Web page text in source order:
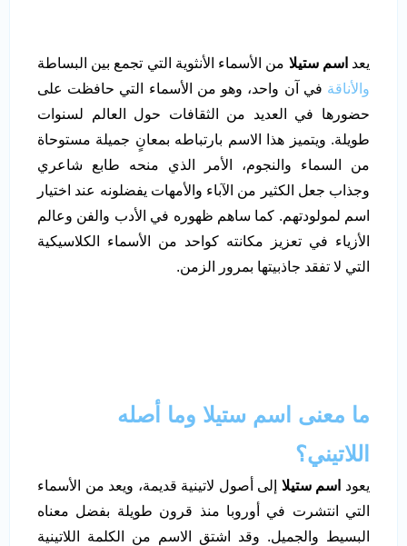
يعد اسم ستيلا من الأسماء الأنثوية التي تجمع بين البساطة
والأناقة في آن واحد، وهو من الأسماء التي حافظت على
حضورها في العديد من الثقافات حول العالم لسنوات
طويلة. ويتميز هذا الاسم بارتباطه بمعانٍ جميلة مستوحاة
من السماء والنجوم، الأمر الذي منحه طابع شاعري
وجذاب جعل الكثير من الآباء والأمهات يفضلونه عند اختيار
اسم لمولودتهم. كما ساهم ظهوره في الأدب والفن وعالم
الأزياء في تعزيز مكانته كواحد من الأسماء الكلاسيكية
التي لا تفقد جاذبيتها بمرور الزمن.
ما معنى اسم ستيلا وما أصله
اللاتيني؟
يعود اسم ستيلا إلى أصول لاتينية قديمة، ويعد من الأسماء
التي انتشرت في أوروبا منذ قرون طويلة بفضل معناه
البسيط والجميل. وقد اشتق الاسم من الكلمة اللاتينية